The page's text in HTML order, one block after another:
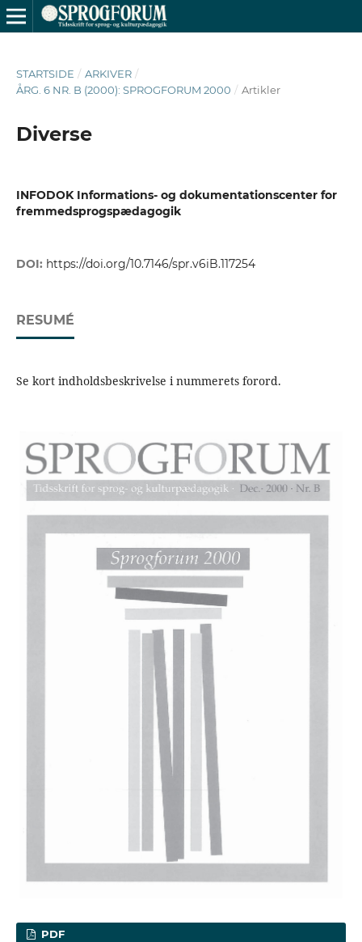
STARTSIDE / ARKIVER /
ÅRG. 6 NR. B (2000): SPROGFORUM 2000 / Artikler
Diverse
INFODOK Informations- og dokumentationscenter for
fremmedsprogspædagogik
DOI: https://doi.org/10.7146/spr.v6iB.117254
RESUMÉ
Se kort indholdsbeskrivelse i nummerets forord.
PDF